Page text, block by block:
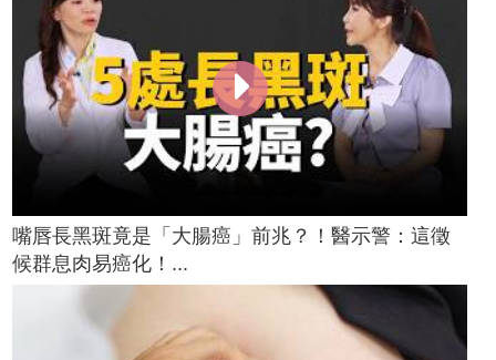
嘴唇長黑斑竟是「大腸癌」前兆？！醫示警：這徵
候群息肉易癌化！...